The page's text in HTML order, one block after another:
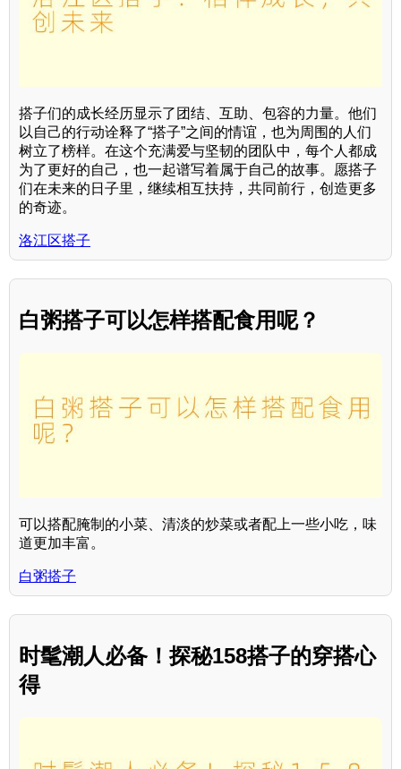
搭子们的成长经历显示了团结、互助、包容的力量。他们
以自己的行动诠释了“搭子”之间的情谊，也为周围的人们
树立了榜样。在这个充满爱与坚韧的团队中，每个人都成
为了更好的自己，也一起谱写着属于自己的故事。愿搭子
们在未来的日子里，继续相互扶持，共同前行，创造更多
的奇迹。
洛江区搭子
白粥搭子可以怎样搭配食用呢？
可以搭配腌制的小菜、清淡的炒菜或者配上一些小吃，味
道更加丰富。
白粥搭子
时髦潮人必备！探秘158搭子的穿搭心
得